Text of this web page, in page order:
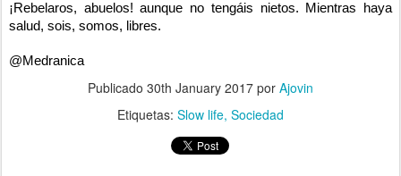
¡Rebelaros, abuelos! aunque no tengáis nietos. Mientras haya
salud, sois, somos, libres.
@Medranica
Publicado 30th January 2017 por Ajovin
Etiquetas: Slow life Sociedad